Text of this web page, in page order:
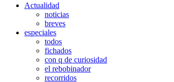
Actualidad
noticias
breves
especiales
todos
fichados
con q de curiosidad
el rebobinador
recorridos